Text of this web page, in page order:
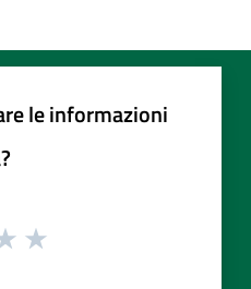
le informazioni